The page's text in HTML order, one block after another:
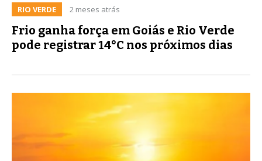
RIO VERDE 2 meses atrás
Frio ganha força em Goiás e Rio Verde
pode registrar 14°C nos próximos dias